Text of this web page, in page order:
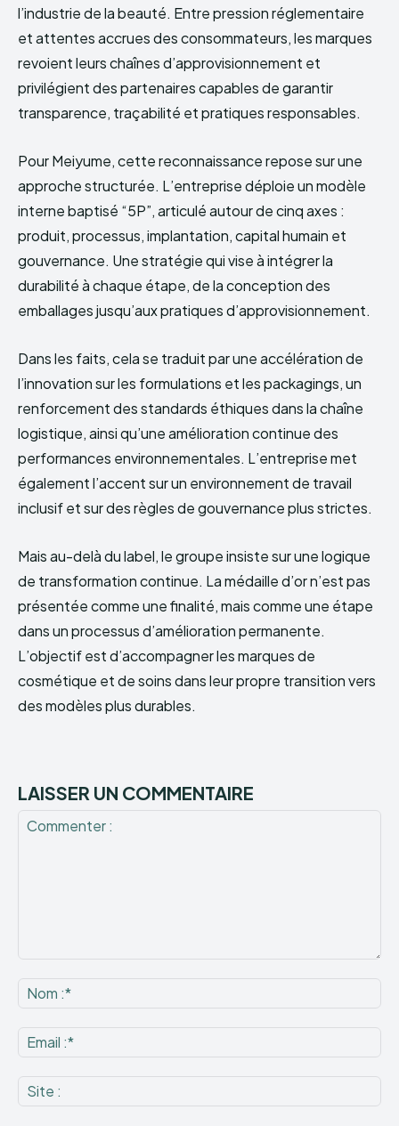
l’industrie de la beauté. Entre pression réglementaire
et attentes accrues des consommateurs, les marques
revoient leurs chaînes d’approvisionnement et
privilégient des partenaires capables de garantir
transparence, traçabilité et pratiques responsables.
Pour Meiyume, cette reconnaissance repose sur une
approche structurée. L’entreprise déploie un modèle
interne baptisé “5P”, articulé autour de cinq axes :
produit, processus, implantation, capital humain et
gouvernance. Une stratégie qui vise à intégrer la
durabilité à chaque étape, de la conception des
emballages jusqu’aux pratiques d’approvisionnement.
Dans les faits, cela se traduit par une accélération de
l’innovation sur les formulations et les packagings, un
renforcement des standards éthiques dans la chaîne
logistique, ainsi qu’une amélioration continue des
performances environnementales. L’entreprise met
également l’accent sur un environnement de travail
inclusif et sur des règles de gouvernance plus strictes.
Mais au-delà du label, le groupe insiste sur une logique
de transformation continue. La médaille d’or n’est pas
présentée comme une finalité, mais comme une étape
dans un processus d’amélioration permanente.
L’objectif est d’accompagner les marques de
cosmétique et de soins dans leur propre transition vers
des modèles plus durables.
LAISSER UN COMMENTAIRE
:*
:*
: